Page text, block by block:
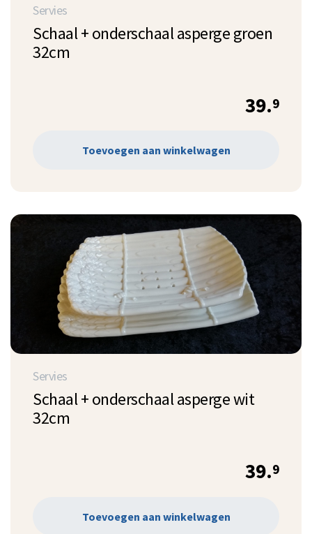
Servies
Schaal + onderschaal asperge groen
32cm
39.9
Toevoegen aan winkelwagen
Servies
Schaal + onderschaal asperge wit
32cm
39.9
Toevoegen aan winkelwagen